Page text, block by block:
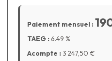
Paiement mensuel :
TAEG :6.49 %
Acompte :3 247,50 €